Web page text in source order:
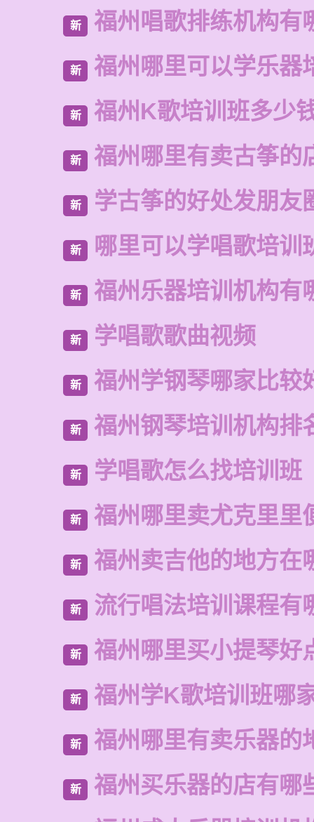
新 福州唱歌排练机构有
新 福州哪里可以学乐器
新 福州K歌培训班多少
新 福州哪里有卖古筝的
新 学古筝的好处发朋友
新 哪里可以学唱歌培训
新 福州乐器培训机构有
新 学唱歌歌曲视频
新 福州学钢琴哪家比较
新 福州钢琴培训机构排
新 学唱歌怎么找培训班
新 福州哪里卖尤克里里
新 福州卖吉他的地方在
新 流行唱法培训课程有
新 福州哪里买小提琴好
新 福州学K歌培训班哪
新 福州哪里有卖乐器的
新
福州买乐器的店有哪